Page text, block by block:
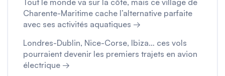
Charente-Maritime cache l’alternative parfaite
avec ses activités aquatiques →
Londres-Dublin, Nice-Corse, Ibiza… ces vols
pourraient devenir les premiers trajets en avion
électrique →